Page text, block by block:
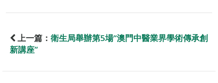
上一篇： 衛生局舉辦第5場“澳門中醫業界學術傳承創
新講座”